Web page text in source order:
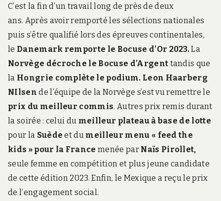
C’est la fin d’un travail long de près de deux
ans. Après avoir remporté les sélections nationales
puis s’être qualifié lors des épreuves continentales,
le Danemark remporte le Bocuse d’Or 2023.La
Norvège décroche le Bocuse d’Argent tandis que
la Hongrie complète le podium. Leon Haarberg
NIlsen de l’équipe de la Norvège s’est vu remettre le
prix du meilleur commis. Autres prix remis durant
la soirée : celui du meilleur plateau à base de lotte
pour la Suèdeet du meilleur menu « feed the
kids » pour la France menée par Naïs Pirollet,
seule femme en compétition et plus jeune candidate
de cette édition 2023. Enfin, le Mexique a reçu le prix
de l’engagement social.